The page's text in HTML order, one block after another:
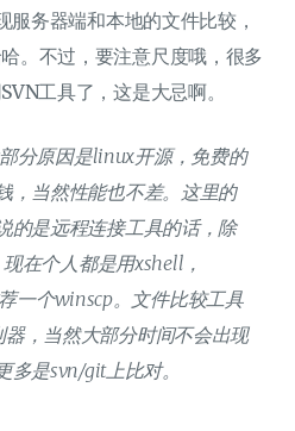
务器端和本地的文件比较，
。不过，要注意尺度哦，很多
工具了，这是大忌啊。
分原因是linux开源，免费的
，当然性能也不差。这里的
的是远程连接工具的话，除
在个人都是用xshell，
一个winscp。文件比较工具
，当然大部分时间不会出现
多是svn/git上比对。